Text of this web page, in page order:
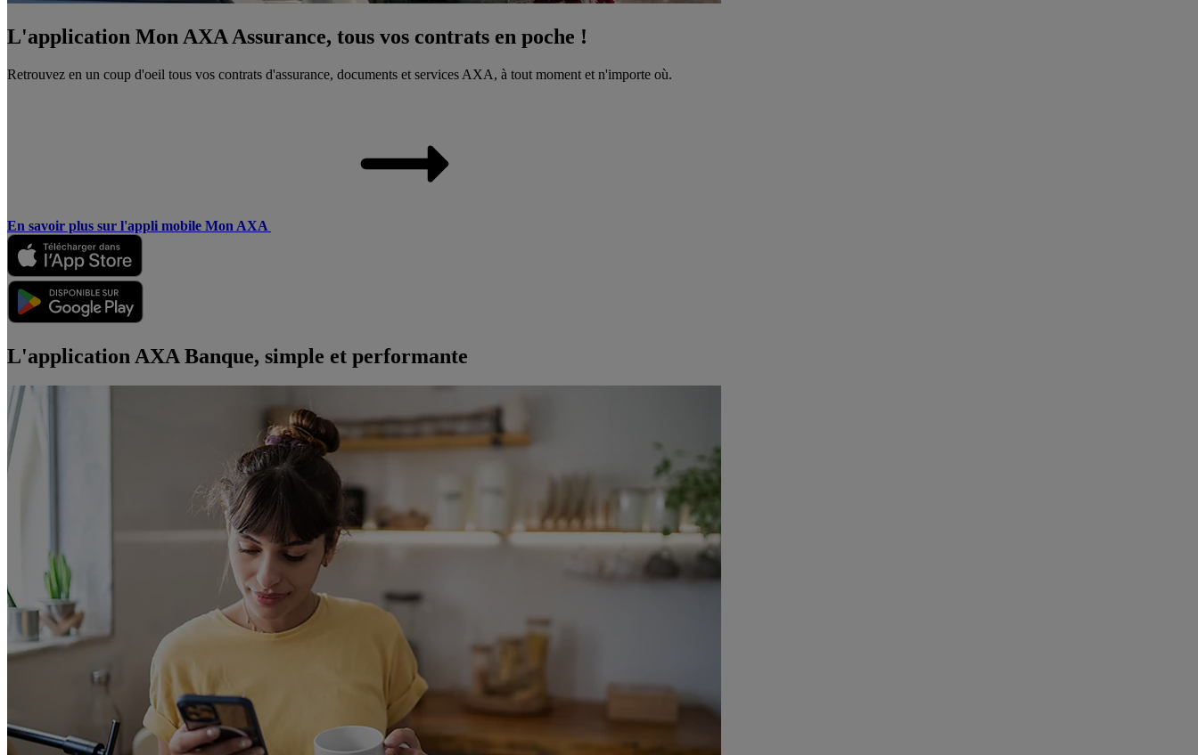
L'application Mon AXA Assurance, tous vos contrats en poche !
Retrouvez en un coup d'oeil tous vos contrats d'assurance, documents et services AXA, à tout moment et n'importe où.
En savoir plus sur l'appli mobile Mon AXA
L'application AXA Banque, simple et performante